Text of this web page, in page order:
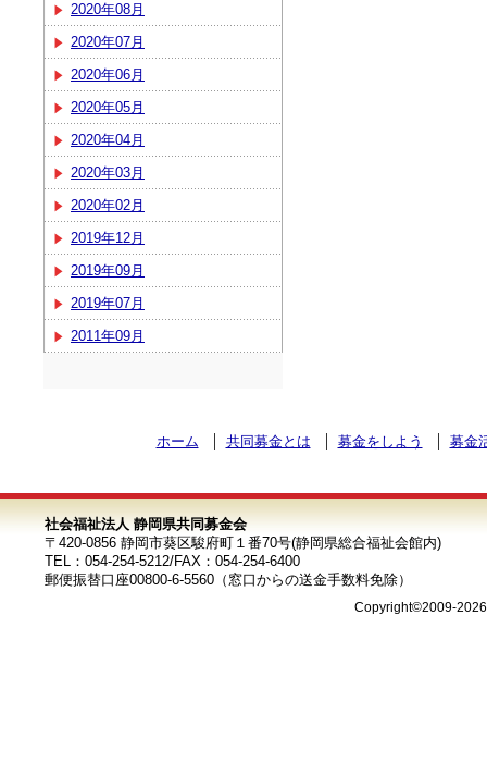
2020年08月
2020年07月
2020年06月
2020年05月
2020年04月
2020年03月
2020年02月
2019年12月
2019年09月
2019年07月
2011年09月
ホーム 共同募金とは 募金をしよう 募金
社会福祉法人 静岡県共同募金会
〒420-0856 静岡市葵区駿府町１番70号(静岡県総合福祉会館内)
TEL：054-254-5212/FAX：054-254-6400
郵便振替口座00800-6-5560（窓口からの送金手数料免除）
Copyright©2009-